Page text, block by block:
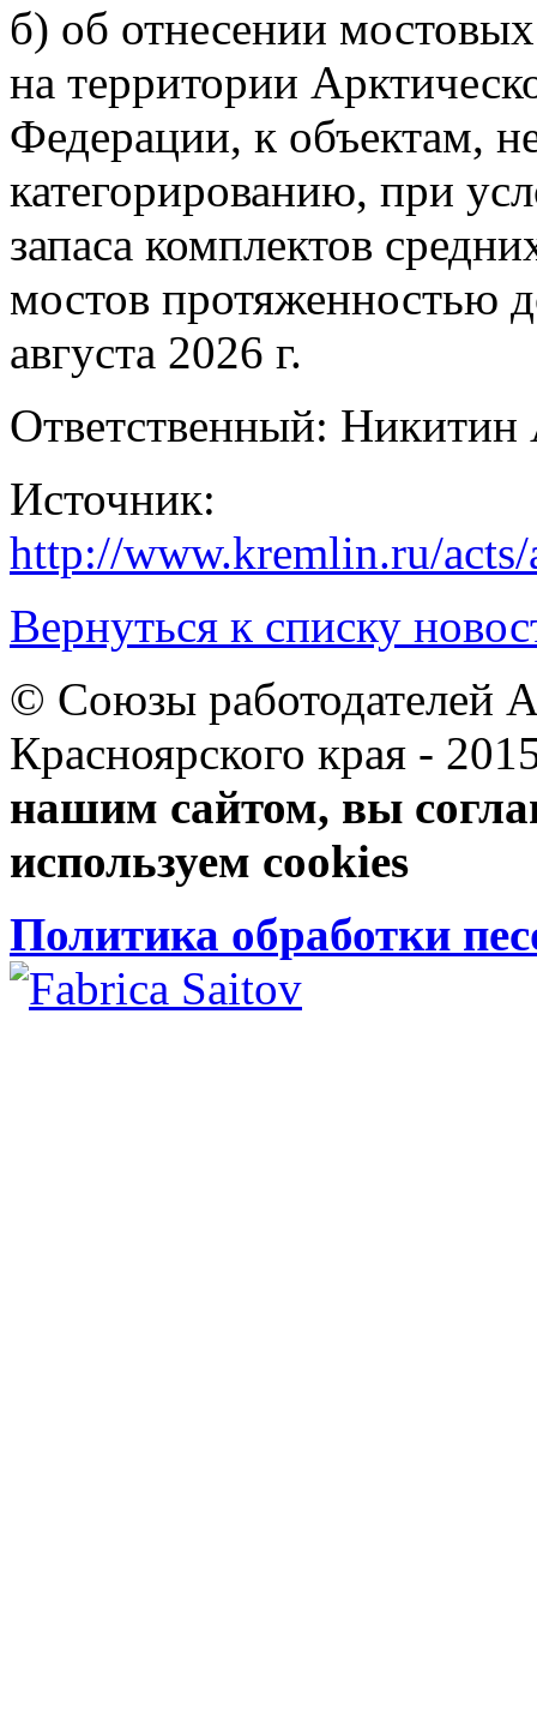
б) об отнесении
на территории
Федерации, к объектам,
категорированию, при
запаса комплектов
мостов протяженностью
августа 2026 г.
Ответственный:
Источник:
http://www.kremlin.ru/acts/
Вернуться к списку
© Союзы работодателей
Красноярского
нашим сайтом, вы
используем cookies
Политика обработки